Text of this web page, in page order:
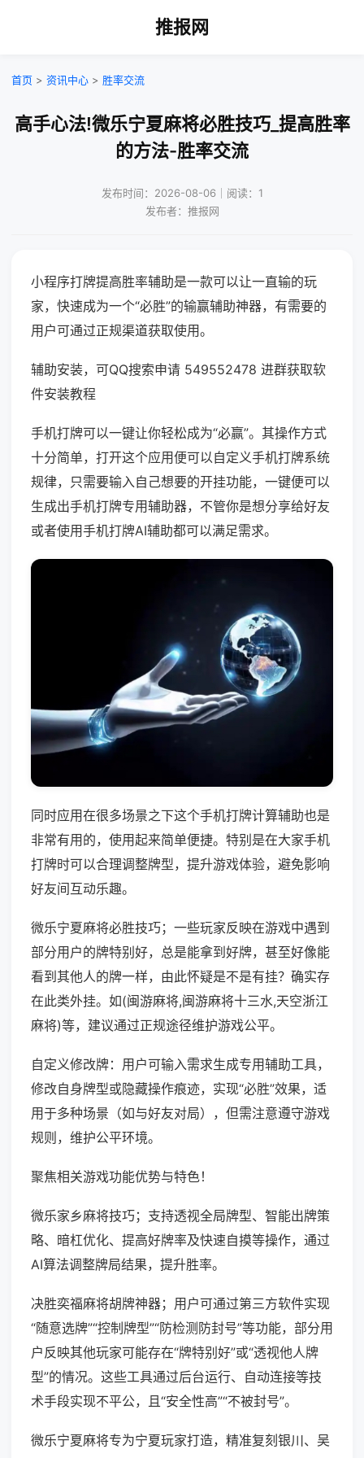
推报网
首页 > 资讯中心 > 胜率交流
高手心法!微乐宁夏麻将必胜技巧_提高胜率
的方法-胜率交流
发布时间：2026-08-06｜阅读：1
发布者：推报网
小程序打牌提高胜率辅助是一款可以让一直输的玩
家，快速成为一个“必胜”的输赢辅助神器，有需要的
用户可通过正规渠道获取使用。
辅助安装，可QQ搜索申请 549552478 进群获取软
件安装教程
手机打牌可以一键让你轻松成为“必赢”。其操作方式
十分简单，打开这个应用便可以自定义手机打牌系统
规律，只需要输入自己想要的开挂功能，一键便可以
生成出手机打牌专用辅助器，不管你是想分享给好友
或者使用手机打牌AI辅助都可以满足需求。
同时应用在很多场景之下这个手机打牌计算辅助也是
非常有用的，使用起来简单便捷。特别是在大家手机
打牌时可以合理调整牌型，提升游戏体验，避免影响
好友间互动乐趣。
微乐宁夏麻将必胜技巧；一些玩家反映在游戏中遇到
部分用户的牌特别好，总是能拿到好牌，甚至好像能
看到其他人的牌一样，由此怀疑是不是有挂？确实存
在此类外挂。如(闽游麻将,闽游麻将十三水,天空浙江
麻将)等，建议通过正规途径维护游戏公平。
自定义修改牌：用户可输入需求生成专用辅助工具，
修改自身牌型或隐藏操作痕迹，实现“必胜”效果，适
用于多种场景（如与好友对局），但需注意遵守游戏
规则，维护公平环境。
聚焦相关游戏功能优势与特色！
微乐家乡麻将技巧；支持透视全局牌型、智能出牌策
略、暗杠优化、提高好牌率及快速自摸等操作，通过
AI算法调整牌局结果，提升胜率。
决胜奕福麻将胡牌神器；用户可通过第三方软件实现
“随意选牌”“控制牌型”“防检测防封号”等功能，部分用
户反映其他玩家可能存在“牌特别好”或“透视他人牌
型”的情况。这些工具通过后台运行、自动连接等技
术手段实现不平公，且“安全性高”“不被封号”。
微乐宁夏麻将专为宁夏玩家打造，精准复刻银川、吴